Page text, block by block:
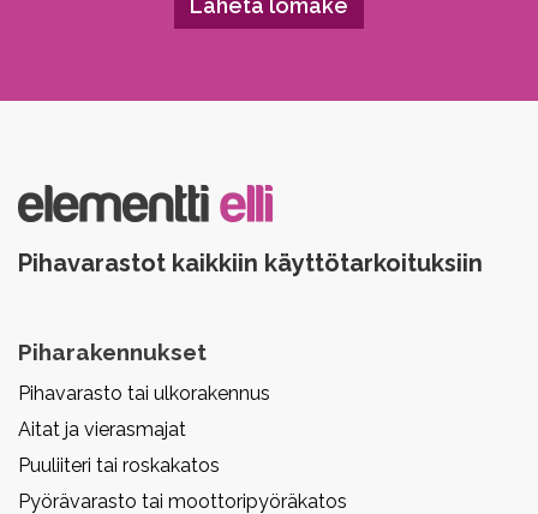
Pihavarastot kaikkiin käyttötarkoituksiin
Piharakennukset
Pihavarasto tai ulkorakennus
Aitat ja vierasmajat
Puuliiteri tai roskakatos
Pyörävarasto tai moottoripyöräkatos